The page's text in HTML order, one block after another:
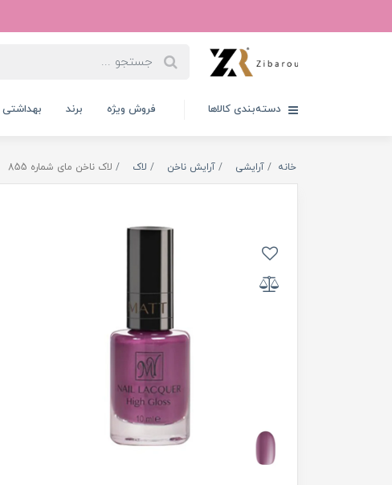
دسته‌بندی کالاها فروش ویژه برند بهداشتی
خانه آرایشی آرایش ناخن لاک لاک ناخن مای شماره 855